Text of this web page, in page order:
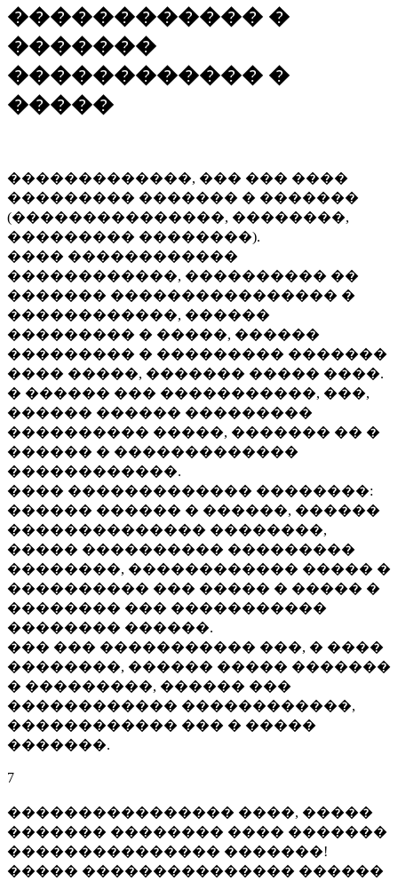
������������ �
�������
������������ �
�����
�������������, ��� ��� ����
��������� ������� � �������
(���������������, ��������,
��������� ��������).
���� ������������
������������, ���������� ��
������� ���������������� �
������������, ������
��������� � �����, ������
��������� � ��������� �������
���� �����, ������� ����� ����.
� ������ ��� �����������, ���,
������ ������ ���������
���������� �����, ������� �� �
������ � �������������
������������.
���� ������������� ��������:
������ ������ � ������, ������
�������������� ��������,
����� ���������� ���������
��������, ������������ ����� �
���������� ��� ����� � ����� �
�������� ��� �����������
�������� ������.
��� ��� ����������� ���, � ����
��������, ������ ����� �������
� ���������, ������ ���
������������ ������������,
������������ ��� � �����
�������.
7
���������������� ����, �����
������� �������� ���� �������
��������������� �������!
����� ��������������� ������